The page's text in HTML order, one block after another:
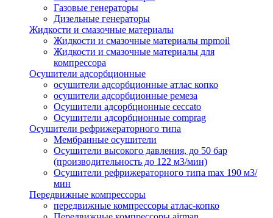
Газовые генераторы
Дизельные генераторы
Жидкости и смазочные материалы
Жидкости и смазочные материалы mpmoil
Жидкости и смазочные материалы для
компрессора
Осушители адсорбционные
осушители адсорбционные атлас копко
осушители адсорбционные ремеза
Осушители адсорбционные ceccato
Осушители адсорбционные comprag
Осушители рефрижераторного типа
Мембранные осушители
Осушители высокого давления, до 50 бар
(производительность до 122 м3/мин)
Осушители рефрижераторного типа max 190 м3/
мин
Передвижные компрессоры
передвижные компрессоры атлас-копко